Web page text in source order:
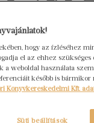
Könyvektől
Beleolvasó
hozzászólás
hogy az ízléséhez
el az ehhez
a weboldal használata
később is
Könyvkereskedelmi Kft.
Süti beállítások